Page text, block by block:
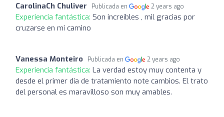
CarolinaCh Chuliver Publicada en 2 years ago
Experiencia fantástica: Son increíbles , mil gracias por
cruzarse en mi camino
Vanessa Monteiro Publicada en 2 years ago
Experiencia fantástica: La verdad estoy muy contenta y
desde el primer dia de tratamiento note cambios. El trato
del personal es maravilloso son muy amables.